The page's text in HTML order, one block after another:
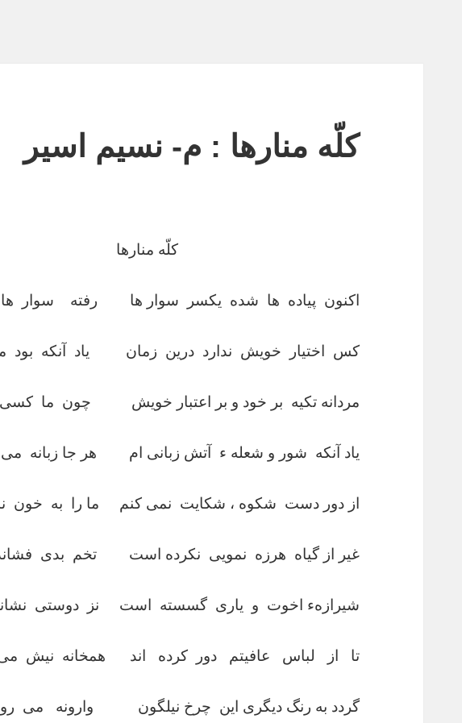
کلّه منارها : م- نسیم اسیر
کلّه منارها
اکنون پیاده ها شده یکسر سوار ها رفته سوار
کس اختیار خویش ندارد درین زمان یاد آنکه بود
مردانه تکیه بر خود و بر اعتبار خویش چون ما کسی
یاد آنکه شور و شعله ء آتش زبانی ام هر جا زبانه
از دور دست شکوه ، شکایت نمی کنم ما را به خون
غیر از گیاه هرزه نمویی نکرده است تخم بدی
شیرازهء اخوت و یاری گسسته است نز دوستی نشانه
تا از لباس عافیتم دور کرده اند همخانه نیش می
گردد به رنگ دیگری این چرخ نیلگون وارونه می